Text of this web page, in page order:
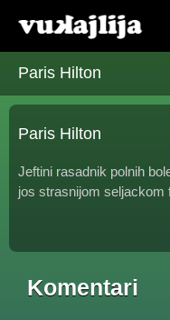
Paris Hilton
Paris Hilton
Jeftini rasadnik polnih
jos strasnijom seljackom
Komentari